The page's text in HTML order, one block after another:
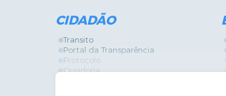
CIDADÃO
Transito
Portal da Transparência
Protocolo
Ouvidoria